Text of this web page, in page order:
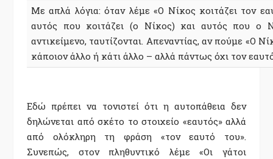
Με απλά λόγια: όταν λέμε «Ο Νίκος κοιτάζει τον
αυτός που κοιτάζει (ο Νίκος) και αυτός που ο
αντικείμενο, ταυτίζονται. Απεναντίας, αν πούμε «Ο
κάποιον άλλο ή κάτι άλλο – αλλά πάντως όχι τον
Εδώ πρέπει να τονιστεί ότι η αυτοπάθεια δεν
δηλώνεται από σκέτο το στοιχείο «εαυτός» αλλά
από ολόκληρη τη φράση «τον εαυτό του».
Συνεπώς, στον πληθυντικό λέμε «Οι γάτοι